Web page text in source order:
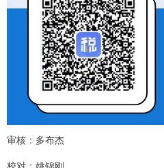
审核：多布杰
校对：姚锦刚